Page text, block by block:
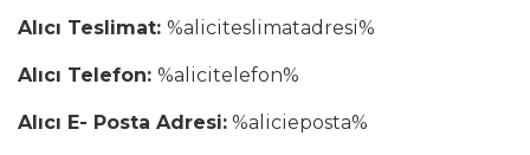
Alıcı Teslimat: %aliciteslimatadresi%
Alıcı Telefon: %alicitelefon%
Alıcı E- Posta Adresi: %alicieposta%